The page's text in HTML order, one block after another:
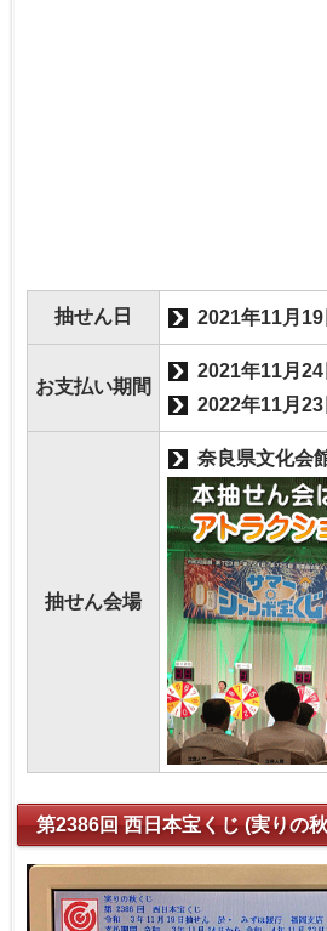
抽せん日 2021年11月
お支払い期間
2021年11月24
2022年11月
抽せん会場
奈良県文化会
第2386回 西日本宝くじ (実りの